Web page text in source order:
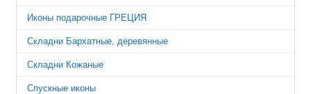
Иконы подарочные ГРЕЦИЯ
Складни Бархатные, деревянные
Складни Кожаные
Спускные иконы